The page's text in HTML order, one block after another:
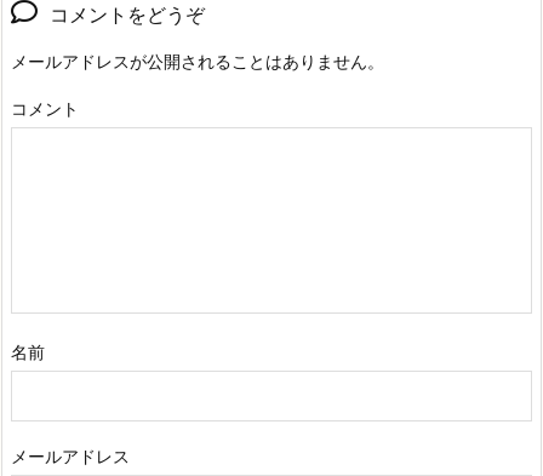
コメントをどうぞ
メールアドレスが公開されることはありません。
コメント
名前
メールアドレス